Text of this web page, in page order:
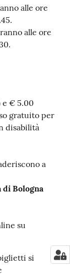
alle ore
alle ore
€ 5.00
gratuito per
disabilità
a
di Bologna
su
si